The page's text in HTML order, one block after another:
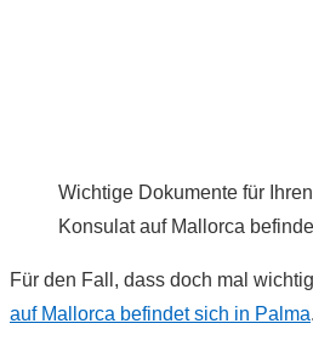
Wichtige Dokumente für
Konsulat auf Mallorca
Für den Fall, dass doch mal
auf Mallorca befindet sich in Palma